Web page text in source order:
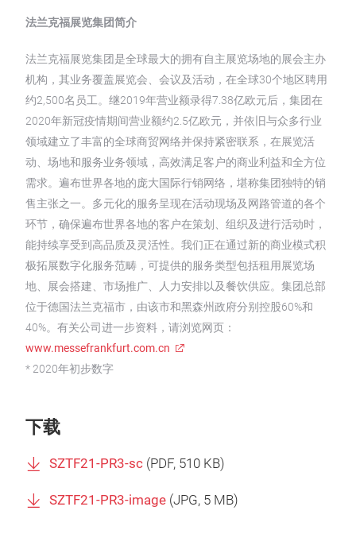
法兰克福展览集团简介
法兰克福展览集团是全球最大的拥有自主展览场地的展会主办
机构，其业务覆盖展览会、会议及活动，在全球30个地区聘用
约2,500名员工。继2019年营业额录得7.38亿欧元后，集团在
2020年新冠疫情期间营业额约2.5亿欧元，并依旧与众多行业
领域建立了丰富的全球商贸网络并保持紧密联系，在展览活
动、场地和服务业务领域，高效满足客户的商业利益和全方位
需求。遍布世界各地的庞大国际行销网络，堪称集团独特的销
售主张之一。多元化的服务呈现在活动现场及网路管道的各个
环节，确保遍布世界各地的客户在策划、组织及进行活动时，
能持续享受到高品质及灵活性。我们正在通过新的商业模式积
极拓展数字化服务范畴，可提供的服务类型包括租用展览场
地、展会搭建、市场推广、人力安排以及餐饮供应。集团总部
位于德国法兰克福市，由该市和黑森州政府分别控股60%和
40%。有关公司进一步资料，请浏览网页：
www.messefrankfurt.com.cn
* 2020年初步数字
下载
SZTF21-PR3-sc (PDF, 510 KB)
SZTF21-PR3-image (JPG, 5 MB)